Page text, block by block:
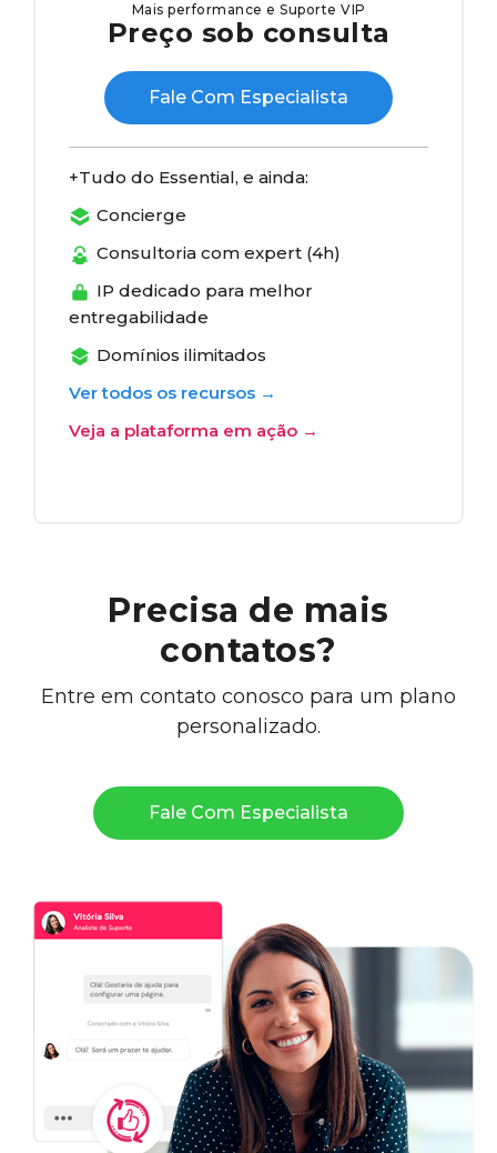
Mais performance e Suporte VIP
Preço sob consulta
Fale Com Especialista
Tudo do Essential, e ainda:
Concierge
Consultoria com expert (4h)
IP dedicado para melhor
entregabilidade
Domínios ilimitados
Ver todos os recursos →
Veja a plataforma em ação →
Precisa de mais
contatos?
Entre em contato conosco para um plano
personalizado.
Fale Com Especialista